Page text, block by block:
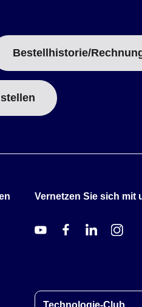
Bestellhistorie/
Vernetzen Sie sich mit